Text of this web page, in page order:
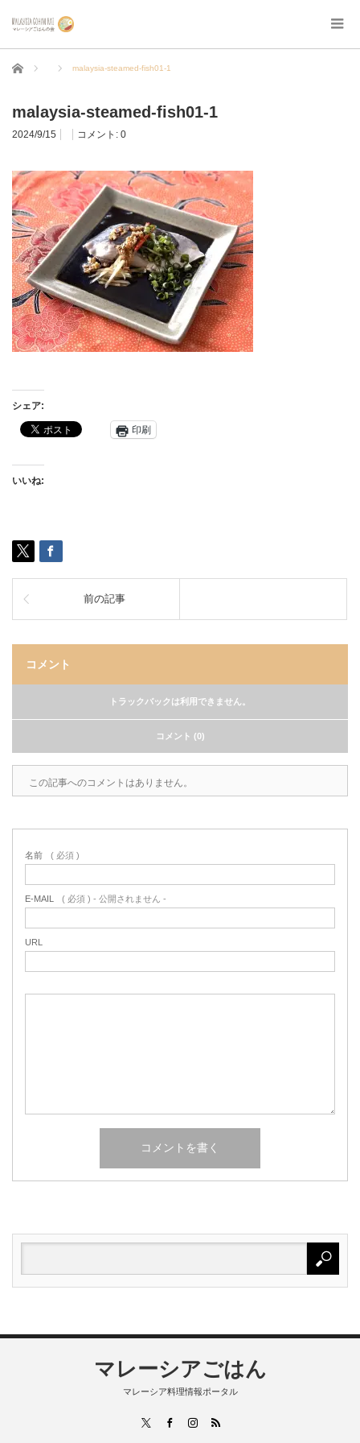
ホーム malaysia-steamed-fish01-1
malaysia-steamed-fish01-1
2024/9/15 コメント: 0
シェア:
印刷
いいね:
前の記事
コメント
トラックバックは利用できません。
コメント (0)
この記事へのコメントはありません。
名前 ( 必須 )
E-MAIL ( 必須 ) - 公開されません -
URL
マレーシアごはん
マレーシア料理情報ポータル
FacebookInstagram
RSS